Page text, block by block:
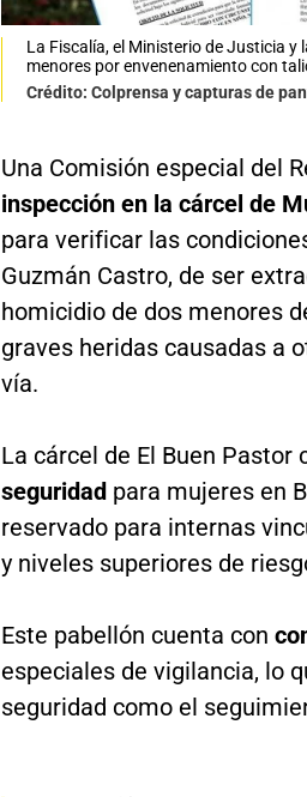
La Fiscalía, el Ministerio de Justicia
menores por envenenamiento con
Crédito: Colprensa y capturas de
Una Comisión especial del
inspección en la cárcel de
para verificar las
Guzmán Castro, de ser
homicidio de dos menores
graves heridas causadas a
vía.
La cárcel de El Buen Pastor
seguridadpara mujeres en
reservado para internas
y niveles superiores de
Este pabellón cuenta con
especiales de vigilancia, lo
seguridad como el